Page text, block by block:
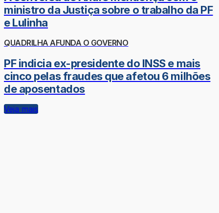
ministro da Justiça sobre o trabalho da PF
e Lulinha
QUADRILHA AFUNDA O GOVERNO
PF indicia ex-presidente do INSS e mais
cinco pelas fraudes que afetou 6 milhões
de aposentados
Veja mais